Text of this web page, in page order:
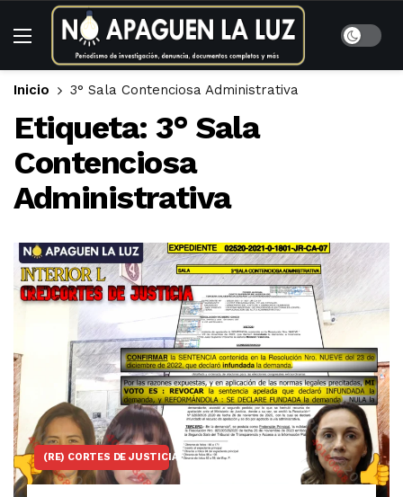
Inicio 3° Sala Contenciosa Administrativa
Etiqueta: 3° Sala
Contenciosa
Administrativa
(RE) CORTES DE JUSTICIA